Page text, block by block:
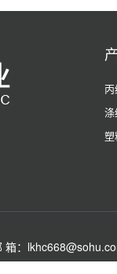
涤
塑
箱：